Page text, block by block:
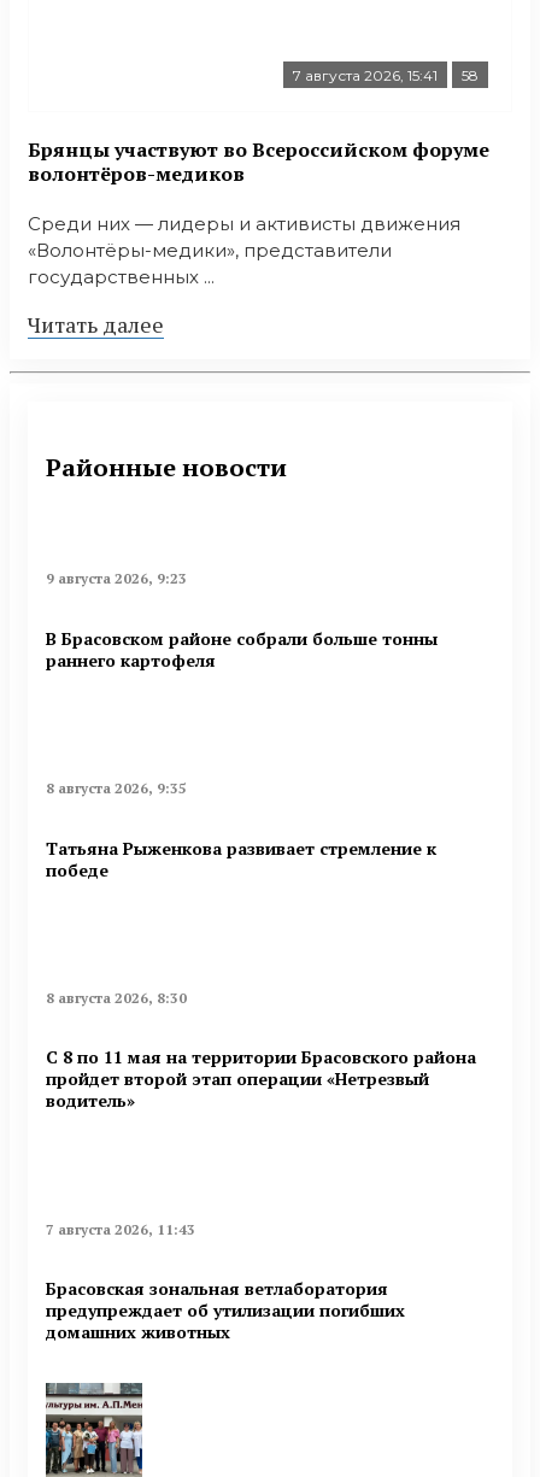
7 августа 2026, 15:41 58
Брянцы участвуют во Всероссийском форуме
волонтёров-медиков
Среди них — лидеры и активисты движения
«Волонтёры-медики», представители
государственных ...
Читать далее
Районные новости
9 августа 2026, 9:23
В Брасовском районе собрали больше тонны
раннего картофеля
8 августа 2026, 9:35
Татьяна Рыженкова развивает стремление к
победе
8 августа 2026, 8:30
С 8 по 11 мая на территории Брасовского района
пройдет второй этап операции «Нетрезвый
водитель»
7 августа 2026, 11:43
Брасовская зональная ветлаборатория
предупреждает об утилизации погибших
домашних животных